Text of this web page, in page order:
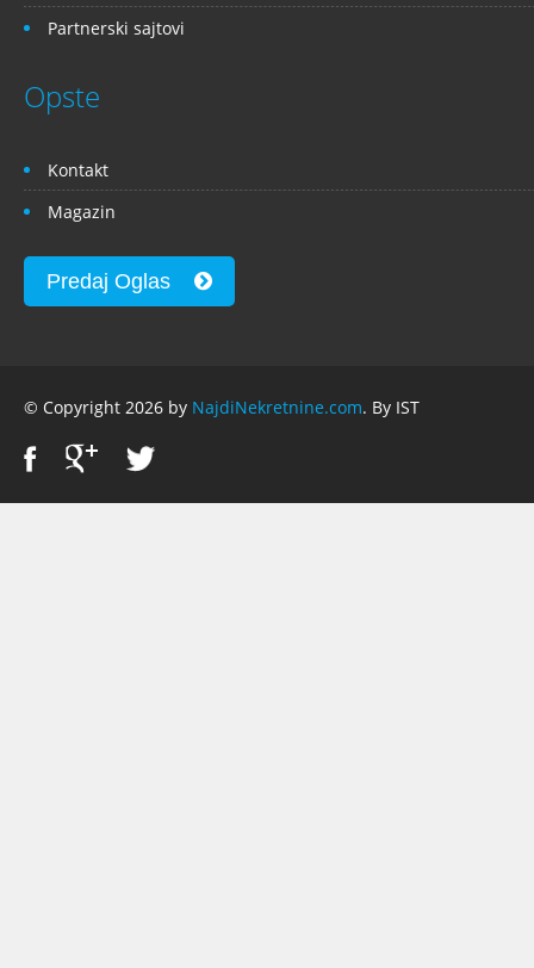
Partnerski sajtovi
Opste
Kontakt
Magazin
Predaj Oglas
© Copyright 2026 by NajdiNekretnine.com. By IST